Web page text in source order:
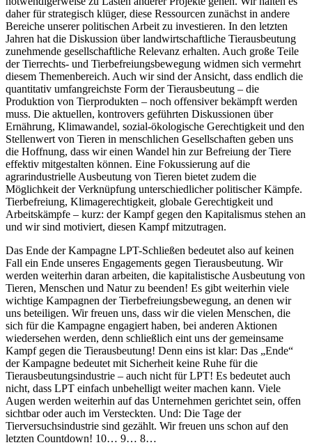
daher für strategisch klüger, diese Ressourcen zunächst in andere
Bereiche unserer politischen Arbeit zu investieren. In den letzten
Jahren hat die Diskussion über landwirtschaftliche Tierausbeutung
zunehmende gesellschaftliche Relevanz erhalten. Auch große Teile
der Tierrechts- und Tierbefreiungsbewegung widmen sich vermehrt
diesem Themenbereich. Auch wir sind der Ansicht, dass endlich die
quantitativ umfangreichste Form der Tierausbeutung – die
Produktion von Tierprodukten – noch offensiver bekämpft werden
muss. Die aktuellen, kontrovers geführten Diskussionen über
Ernährung, Klimawandel, sozial-ökologische Gerechtigkeit und den
Stellenwert von Tieren in menschlichen Gesellschaften geben uns
die Hoffnung, dass wir einen Wandel hin zur Befreiung der Tiere
effektiv mitgestalten können. Eine Fokussierung auf die
agrarindustrielle Ausbeutung von Tieren bietet zudem die
Möglichkeit der Verknüpfung unterschiedlicher politischer Kämpfe.
Tierbefreiung, Klimagerechtigkeit, globale Gerechtigkeit und
Arbeitskämpfe – kurz: der Kampf gegen den Kapitalismus stehen an
und wir sind motiviert, diesen Kampf mitzutragen.
Das Ende der Kampagne LPT-Schließen bedeutet also auf keinen
Fall ein Ende unseres Engagements gegen Tierausbeutung. Wir
werden weiterhin daran arbeiten, die kapitalistische Ausbeutung von
Tieren, Menschen und Natur zu beenden! Es gibt weiterhin viele
wichtige Kampagnen der Tierbefreiungsbewegung, an denen wir
uns beteiligen. Wir freuen uns, dass wir die vielen Menschen, die
sich für die Kampagne engagiert haben, bei anderen Aktionen
wiedersehen werden, denn schließlich eint uns der gemeinsame
Kampf gegen die Tierausbeutung! Denn eins ist klar: Das „Ende“
der Kampagne bedeutet mit Sicherheit keine Ruhe für die
Tierausbeutungsindustrie – auch nicht für LPT! Es bedeutet auch
nicht, dass LPT einfach unbehelligt weiter machen kann. Viele
Augen werden weiterhin auf das Unternehmen gerichtet sein, offen
sichtbar oder auch im Versteckten. Und: Die Tage der
Tierversuchsindustrie sind gezählt. Wir freuen uns schon auf den
letzten Countdown! 10… 9… 8…